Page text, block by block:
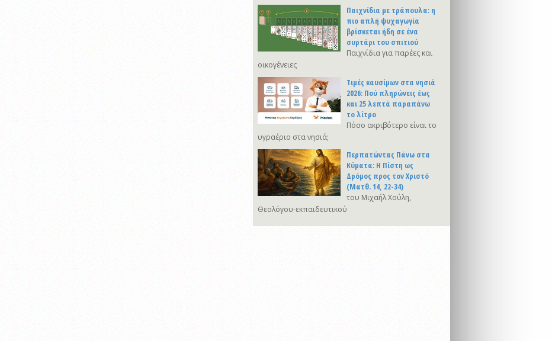
Παιχνίδια με τράπουλα: η
πιο απλή ψυχαγωγία
βρίσκεται ήδη σε ένα
συρτάρι του σπιτιού
Παιχνίδια για παρέες και
οικογένειες
Τιμές καυσίμων στα νησιά
2026: Πού πληρώνεις έως
και 25 λεπτά παραπάνω
το λίτρο
Πόσο ακριβότερο είναι το
υγραέριο στα νησιά;
Περπατώντας Πάνω στα
Κύματα: Η Πίστη ως
Δρόμος προς τον Χριστό
(Ματθ. 14, 22-34)
του Μιχαήλ Χούλη,
Θεολόγου-εκπαιδευτικού